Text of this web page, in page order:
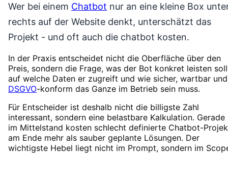
Wer bei einem Chatbot nur an eine kleine Box
rechts auf der Website denkt, unterschätzt das
Projekt - und oft auch die chatbot kosten.
In der Praxis entscheidet nicht die Oberfläche über den
Preis, sondern die Frage, was der Bot konkret leisten
auf welche Daten er zugreift und wie sicher, wartbar und
DSGVO-konform das Ganze im Betrieb sein muss.
Für Entscheider ist deshalb nicht die billigste Zahl
interessant, sondern eine belastbare Kalkulation. Gerade
im Mittelstand kosten schlecht definierte Chatbot-
am Ende mehr als sauber geplante Lösungen. Der
wichtigste Hebel liegt nicht im Prompt, sondern im